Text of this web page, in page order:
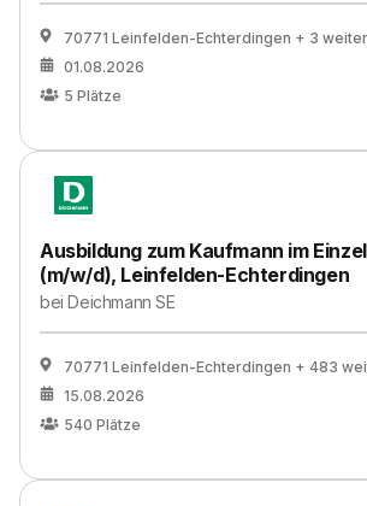
70771 Leinfelden-Echterdingen + 3
01.08.2026
5 Plätze
Ausbildung zum Kaufmann im
(m/w/d), Leinfelden-Echterdingen
beiDeichmann SE
70771 Leinfelden-Echterdingen + 483
15.08.2026
540 Plätze